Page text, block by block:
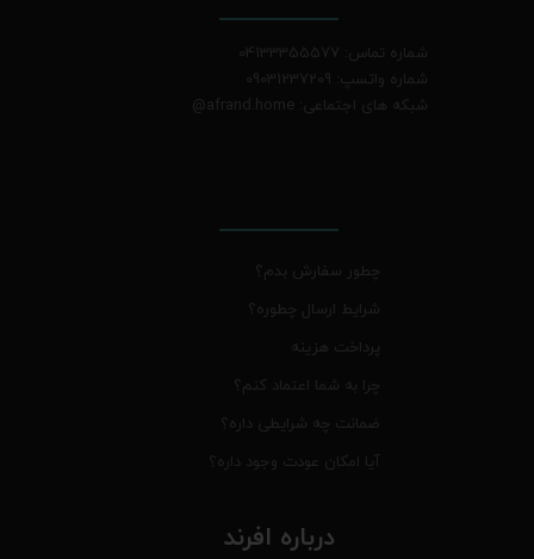
شماره تماس: 04133355577
شماره واتسپ: 09031237209
شبکه های اجتماعی: afrand.home
@
چطور سفارش بدم؟
شرایط ارسال چطوره؟
پرداخت هزینه
چرا به شما اعتماد کنم؟
ضمانت چه شرایطی داره؟
آیا امکان عودت وجود داره؟
درباره افرند